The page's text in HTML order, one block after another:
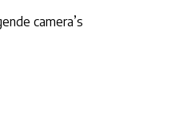
camera’s